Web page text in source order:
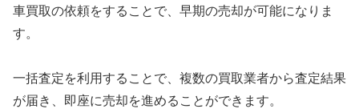
車買取の依頼をすることで、早期の売却が可能になりま
す。
一括査定を利用することで、複数の買取業者から査定結果
が届き、即座に売却を進めることができます。